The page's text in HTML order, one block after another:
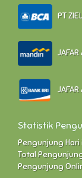
PT
Statistik
Pengunjung Hari
Total
Pengunjung